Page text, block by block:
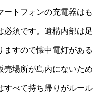
ートフォンの充電器はも
必須です。遺構内部は足
ますので懐中電灯がある
売場所が島内にないため
すべて持ち帰りがルール